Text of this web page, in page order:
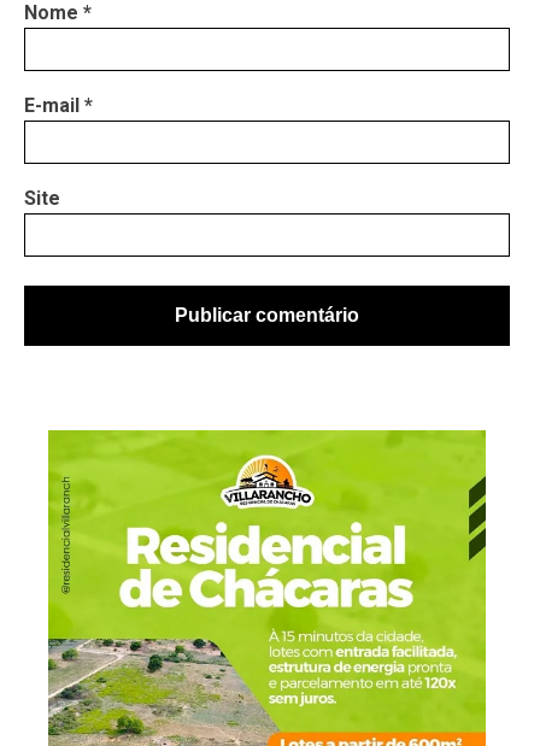
Nome *
E-mail *
Site